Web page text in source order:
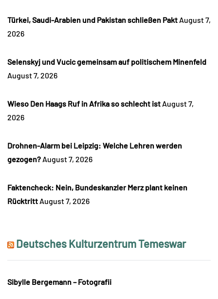
Türkei, Saudi-Arabien und Pakistan schließen Pakt August 7,
2026
Selenskyj und Vucic gemeinsam auf politischem Minenfeld
August 7, 2026
Wieso Den Haags Ruf in Afrika so schlecht ist August 7,
2026
Drohnen-Alarm bei Leipzig: Welche Lehren werden
gezogen? August 7, 2026
Faktencheck: Nein, Bundeskanzler Merz plant keinen
Rücktritt August 7, 2026
Deutsches Kulturzentrum Temeswar
Sibylle Bergemann – Fotografii